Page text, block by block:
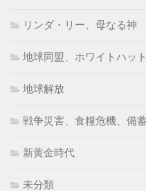
リンダ・リー、母なる神
地球同盟、ホワイトハット
地球解放
戦争災害、食糧危機、備
新黄金時代
未分類